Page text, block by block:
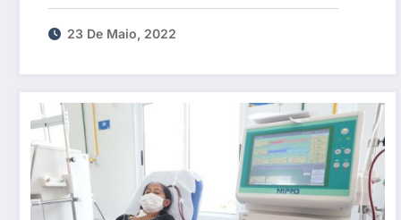
das doenças da tiroide
23 De Maio, 2022